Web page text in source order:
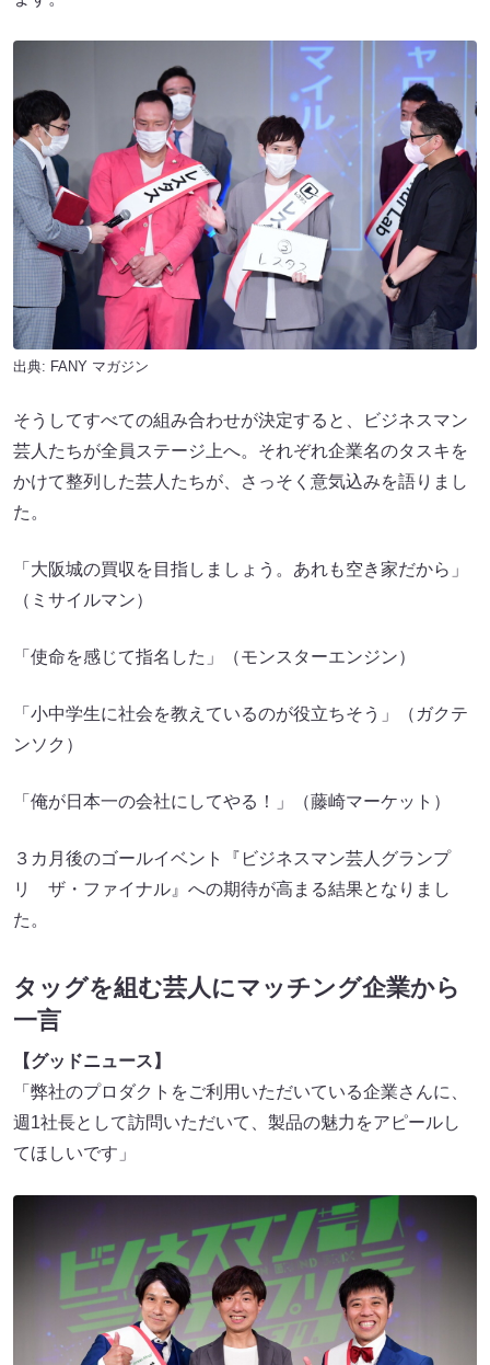
出典: FANY マガジン
そうしてすべての組み合わせが決定すると、ビジネスマン
芸人たちが全員ステージ上へ。それぞれ企業名のタスキを
かけて整列した芸人たちが、さっそく意気込みを語りまし
た。
「大阪城の買収を目指しましょう。あれも空き家だから」
（ミサイルマン）
「使命を感じて指名した」（モンスターエンジン）
「小中学生に社会を教えているのが役立ちそう」（ガクテ
ンソク）
「俺が日本一の会社にしてやる！」（藤崎マーケット）
３カ月後のゴールイベント『ビジネスマン芸人グランプ
リ ザ・ファイナル』への期待が高まる結果となりまし
た。
タッグを組む芸人にマッチング企業から
一言
【グッドニュース】
「弊社のプロダクトをご利用いただいている企業さんに、
週1社長として訪問いただいて、製品の魅力をアピールし
てほしいです」